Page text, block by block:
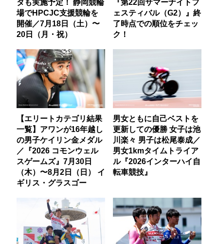
タも実施予定！ 静岡競輪
場でHPCJC支援競輪を
開催／7月18日（土）〜
20日（月・祝）
『第22回サマーナイトフ
ェスティバル（G2）』終
了時点での順位をチェッ
ク！
【エリートカテゴリ結果
一覧】アワンが16年越し
の男子ケイリン金メダル
／『2026 コモンウェル
スゲームズ』7月30日
（木）〜8月2日（日） イ
ギリス・グラスゴー
男女ともに自己ベストを
更新しての優勝 女子は池
川楽々 男子は松尾泰成／
男女1kmタイムトライア
ル『2026インターハイ自
転車競技』